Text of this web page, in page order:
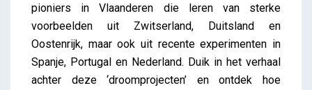
pioniers in Vlaanderen die leren van sterke
voorbeelden uit Zwitserland, Duitsland en
Oostenrijk, maar ook uit recente experimenten in
Spanje, Portugal en Nederland. Duik in het verhaal
achter deze ‘droomprojecten’ en ontdek hoe